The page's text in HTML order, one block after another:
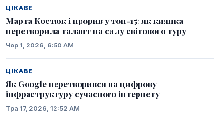
ЦІКАВЕ
Марта Костюк і прорив у топ-15: як киянка
перетворила талант на силу світового туру
Чер 1, 2026, 6:50 AM
ЦІКАВЕ
Як Google перетворився на цифрову
інфраструктуру сучасного інтернету
Тра 17, 2026, 12:52 AM